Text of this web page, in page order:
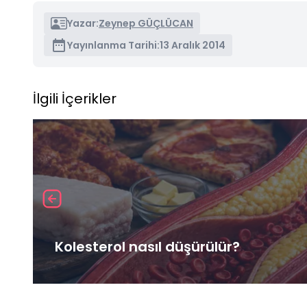
Yazar:Zeynep GÜÇLÜCAN
Yayınlanma Tarihi:13 Aralık 2014
İlgili İçerikler
Kolesterol nasıl düşürülür?